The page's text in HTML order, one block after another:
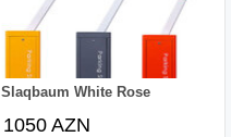
Slaqbaum White Rose
1050 AZN